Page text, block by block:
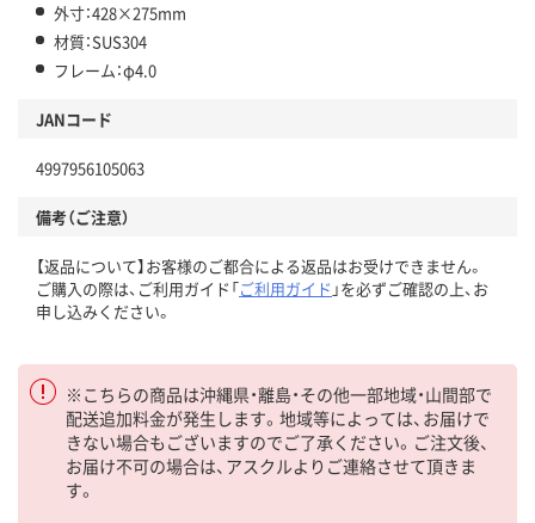
外寸：428×275mm
材質：SUS304
フレーム：φ4.0
JANコード
4997956105063
備考（ご注意）
【返品について】お客様のご都合による返品はお受けできません。
ご購入の際は、ご利用ガイド「ご利用ガイド 」を必ずご確認の上、お
申し込みください。
※こちらの商品は沖縄県・離島・その他一部地域・山間部で
配送追加料金が発生します。地域等によっては、お届けで
きない場合もございますのでご了承ください。ご注文後、
お届け不可の場合は、アスクルよりご連絡させて頂きま
す。